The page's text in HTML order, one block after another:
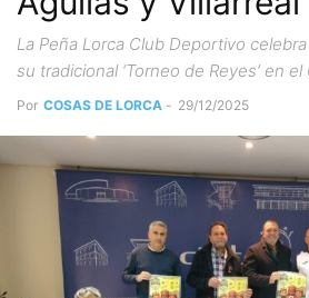
La Peña Lorca Club Deportivo
su tradicional ‘Torneo de Reyes’ en
Por COSAS DE LORCA - 29/12/2025